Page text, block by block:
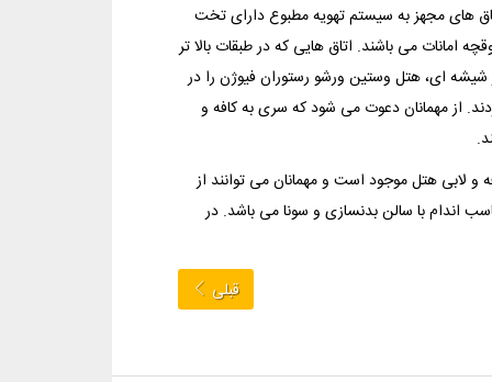
های مجهز به سیستم تهویه مطبوع دارای تخت
امانات می باشند. اتاق هایی که در طبقات بالا تر
شیشه ای، هتل وستین ورشو رستوران فیوژن را در
از مهمانان دعوت می شود که سری به کافه و
لابی هتل موجود است و مهمانان می توانند از
استفاده کنند. هتل همچنین دارای یک مرکز 24 ساعته تناسب اندام با سالن بدنسازی و سونا می باشد. در
قبلی